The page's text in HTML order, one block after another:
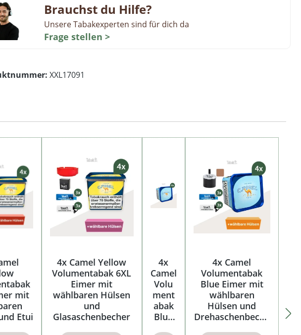
Brauchst du Hilfe?
Unsere Tabakexperten sind für dich da
Frage stellen >
XXL17091
mit
Etui
4x Camel Yellow
Volumentabak 6XL
Eimer mit
wählbaren Hülsen
und
Glasaschenbecher
4x
Camel
Volu
ment
abak
Blue
4x Camel
Volumentabak
Blue Eimer mit
wählbaren
Hülsen und
Drehaschenbeche